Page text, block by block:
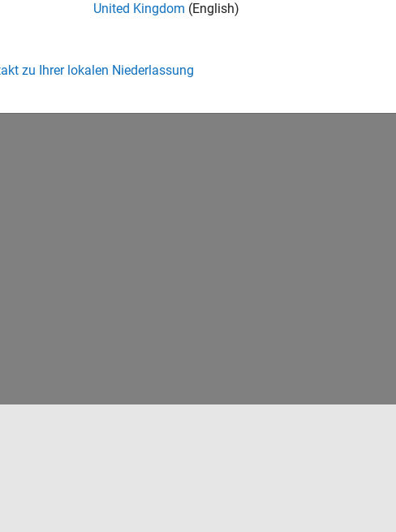
United Kingdom (English)
zu Ihrer lokalen Niederlassung